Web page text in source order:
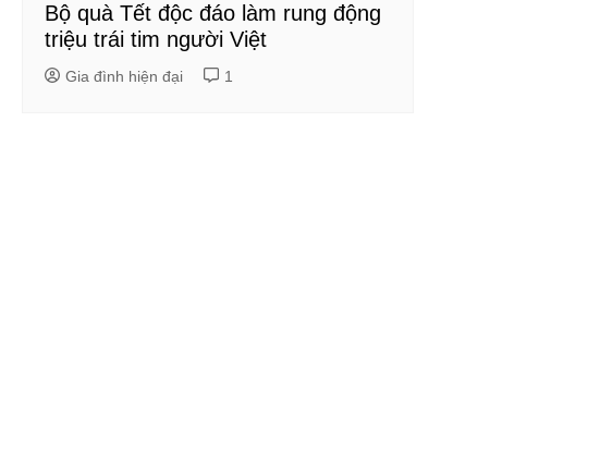
Bộ quà Tết độc đáo làm rung động
triệu trái tim người Việt
Gia đình hiện đại 1